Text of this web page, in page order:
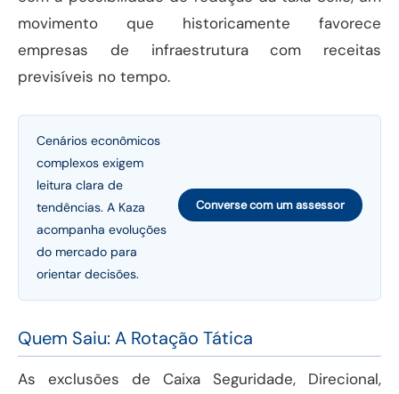
movimento que historicamente favorece
empresas de infraestrutura com receitas
previsíveis no tempo.
Cenários econômicos
complexos exigem
leitura clara de
tendências. A Kaza
acompanha evoluções
do mercado para
orientar decisões.
Converse com um assessor
Quem Saiu: A Rotação Tática
As exclusões de Caixa Seguridade, Direcional,